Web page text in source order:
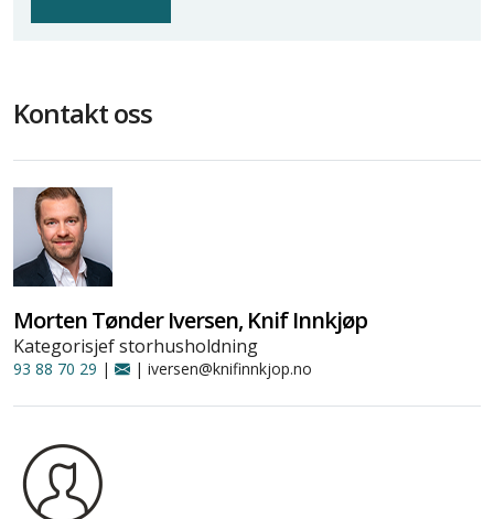
Kontakt oss
Morten Tønder Iversen, Knif Innkjøp
Kategorisjef storhusholdning
93 88 70 29 | | iversen@knifinnkjop.no